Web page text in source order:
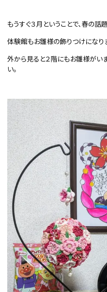
もうすぐ３月ということで、春の話
体験館もお雛様の飾りつけになり
外から見ると２階にもお雛様がい
い。